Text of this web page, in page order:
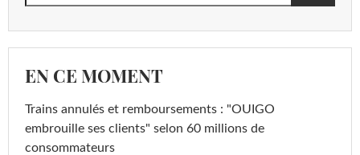
EN CE MOMENT
Trains annulés et remboursements : "OUIGO
embrouille ses clients" selon 60 millions de
consommateurs